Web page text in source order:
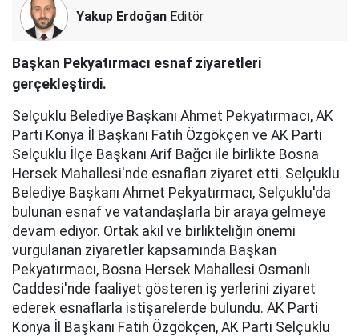
Yakup Erdoğan Editör
Başkan Pekyatırmacı esnaf ziyaretleri
gerçekleştirdi.
Selçuklu Belediye Başkanı Ahmet Pekyatırmacı, AK
Parti Konya İl Başkanı Fatih Özgökçen ve AK Parti
Selçuklu İlçe Başkanı Arif Bağcı ile birlikte Bosna
Hersek Mahallesi'nde esnafları ziyaret etti. Selçuklu
Belediye Başkanı Ahmet Pekyatırmacı, Selçuklu'da
bulunan esnaf ve vatandaşlarla bir araya gelmeye
devam ediyor. Ortak akıl ve birlikteliğin önemi
vurgulanan ziyaretler kapsamında Başkan
Pekyatırmacı, Bosna Hersek Mahallesi Osmanlı
Caddesi'nde faaliyet gösteren iş yerlerini ziyaret
ederek esnaflarla istişarelerde bulundu. AK Parti
Konya İl Başkanı Fatih Özgökçen, AK Parti Selçuklu